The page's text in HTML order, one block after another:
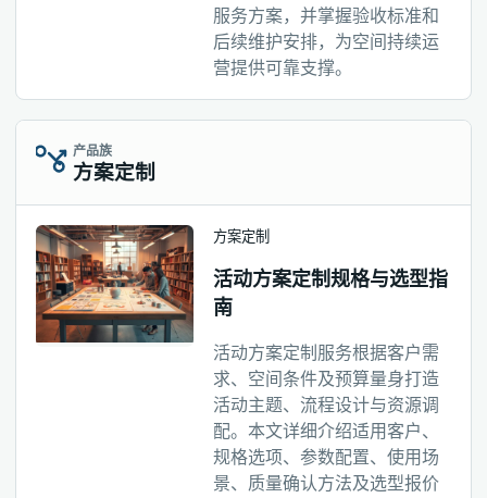
服务方案，并掌握验收标准和
后续维护安排，为空间持续运
营提供可靠支撑。
产品族
方案定制
方案定制
活动方案定制规格与选型指
南
活动方案定制服务根据客户需
求、空间条件及预算量身打造
活动主题、流程设计与资源调
配。本文详细介绍适用客户、
规格选项、参数配置、使用场
景、质量确认方法及选型报价